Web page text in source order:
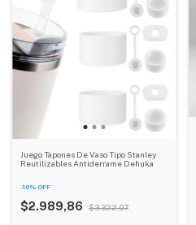
Juego Tapones De Vaso Tipo Stanley
Reutilizables Antiderrame Dehuka
-10% OFF
$2.989,86 $3.322,07